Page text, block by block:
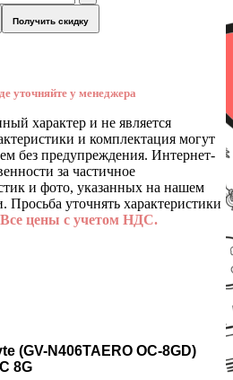
Получить скидку
уточняйте у менеджера
характер и не является
и комплектация могут
без предупреждения. Интернет-
за частичное
и фото, указанных на нашем
Просьба уточнять характеристики
Все цены с учетом НДС.
(GV-N406TAERO OC-8GD)
8G